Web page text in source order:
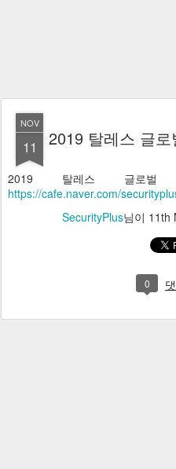
NOV
11 2019 탈레스 글
2019 탈레스 글로벌
https://cafe.naver.com/
SecurityPlus님이 11th
0